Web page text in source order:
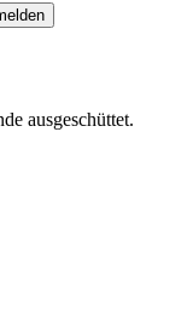
ausgeschüttet.